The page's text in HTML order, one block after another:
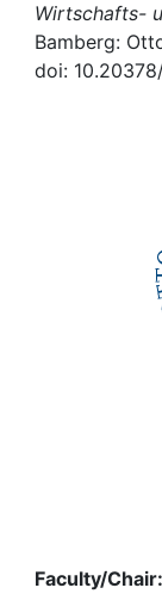
Help
Wirtschafts-
Bamberg:
doi:
Faculty/Chair: